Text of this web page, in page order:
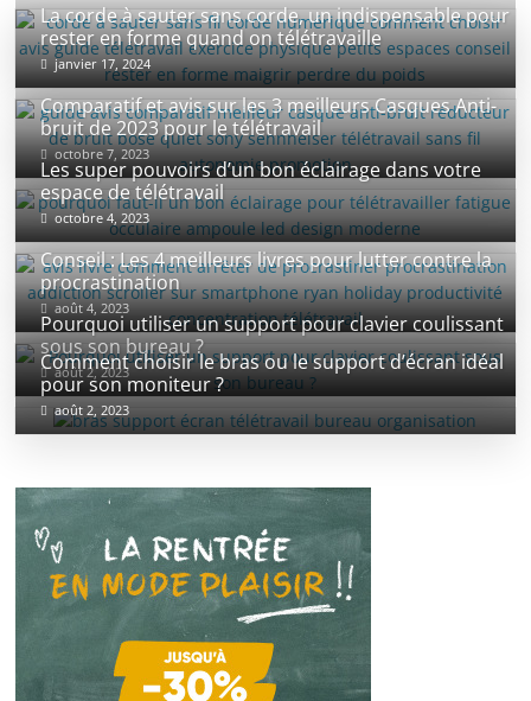
La corde à sauter sans corde, un indispensable pour
rester en forme quand on télétravaille
janvier 17, 2024
Comparatif et avis sur les 3 meilleurs Casques Anti-
bruit de 2023 pour le télétravail
octobre 7, 2023
Les super pouvoirs d’un bon éclairage dans votre
espace de télétravail
octobre 4, 2023
Conseil : Les 4 meilleurs livres pour lutter contre la
procrastination
août 4, 2023
Pourquoi utiliser un support pour clavier coulissant
sous son bureau ?
août 2, 2023
Comment choisir le bras ou le support d’écran idéal
pour son moniteur ?
août 2, 2023